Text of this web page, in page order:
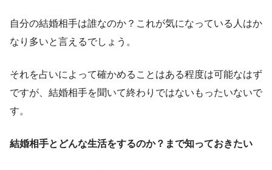
自分の結婚相手は誰なのか？これが気になっている人はか
なり多いと言えるでしょう。
それを占いによって確かめることはある程度は可能なはず
ですが、結婚相手を聞いて終わりではないもったいないで
す。
結婚相手とどんな生活をするのか？まで知っておきたい